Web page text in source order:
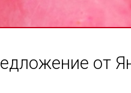
от